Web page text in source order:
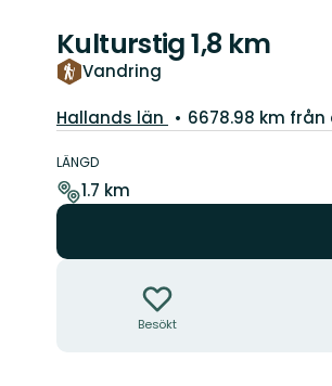
Kulturstig 1,8 km
Vandring
Län:
Hallands län 6678.98 km från
om
leden
LÄNGD
1.7 km
Besökt